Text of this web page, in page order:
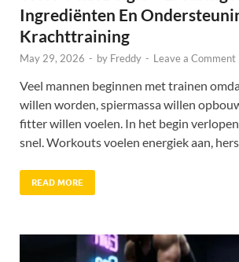
Ingrediënten En
Krachttraining
May 29, 2026 - by Freddy - Leave a Comment
Veel mannen beginnen met trainen
willen worden, spiermassa willen
fitter willen voelen. In het begin
snel. Workouts voelen energiek aan,
READ MORE